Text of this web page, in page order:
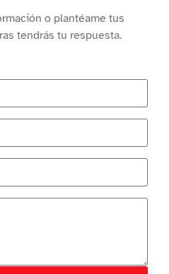
o plantéame tus
tendrás tu respuesta.